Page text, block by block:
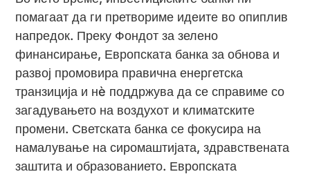
помагаат да ги претвориме идеите во опиплив
напредок. Преку Фондот за зелено
финансирање, Европската банка за обнова и
развој промовира правична енергетска
транзиција и нè поддржува да се справиме со
загадувањето на воздухот и климатските
промени. Светската банка се фокусира на
намалување на сиромаштијата, здравствената
заштита и образованието. Европската